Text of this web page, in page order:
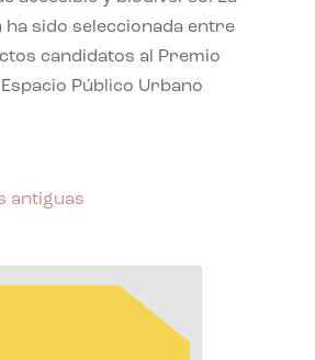
sido seleccionada entre
candidatos al Premio
Público Urbano
antiguas